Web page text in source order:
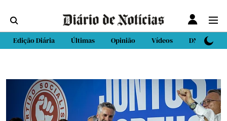
Edição Diária Últimas Opinião Vídeos DN Sport